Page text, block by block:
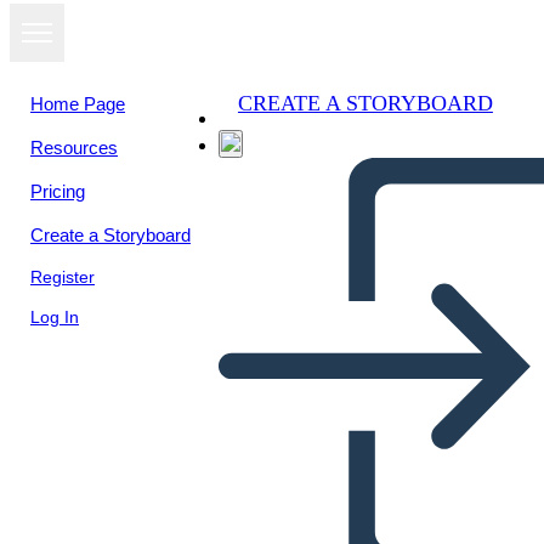
Home Page
Resources
Pricing
Create a Storyboard
Register
Log In
CREATE A STORYBOARD